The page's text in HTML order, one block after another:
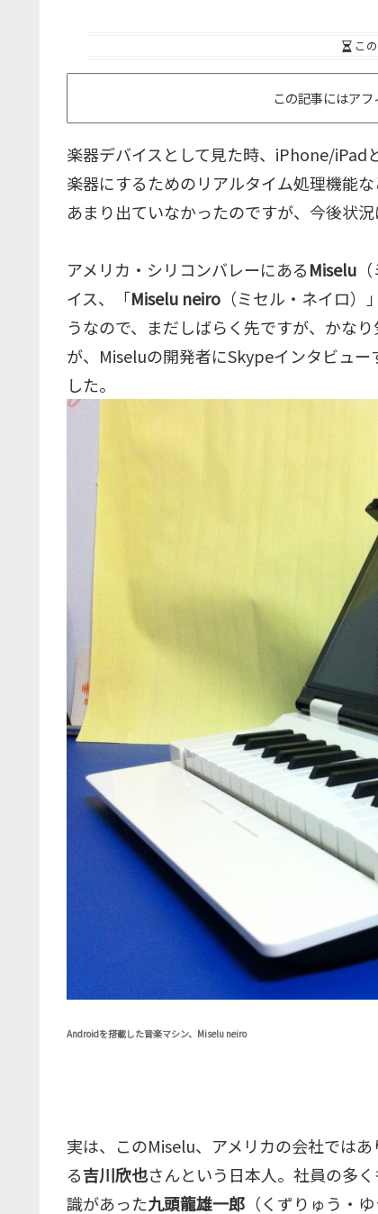
こ
この記事にはア
楽器デバイスとして見た時、iPhone/iPad
楽器にするためのリアルタイム処理機能
あまり出ていなかったのですが、今後状況
アメリカ・シリコンバレーにあるMiselu
イス、「Miselu neiro （ミセル・ネイロ
うなので、まだしばらく先ですが、かな
が、Miseluの開発者にSkypeインタビュ
した。
Androidを搭載した音楽マシン、Miselu neiro
実は、このMiselu、アメリカの会社では
る吉川欣也さんという日本人。社員の多
識があった九頭龍雄一郎 （くずりゅう・